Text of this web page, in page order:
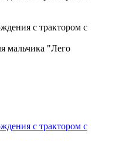
мальчика "Лего